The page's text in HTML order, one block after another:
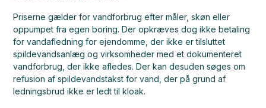
Priserne gælder for vandforbrug efter måler, skøn eller
oppumpet fra egen boring. Der opkræves dog ikke betaling
for vandafledning for ejendomme, der ikke er tilsluttet
spildevandsanlæg og virksomheder med et dokumenteret
vandforbrug, der ikke afledes. Der kan desuden søges om
refusion af spildevandstakst for vand, der på grund af
ledningsbrud ikke er ledt til kloak.